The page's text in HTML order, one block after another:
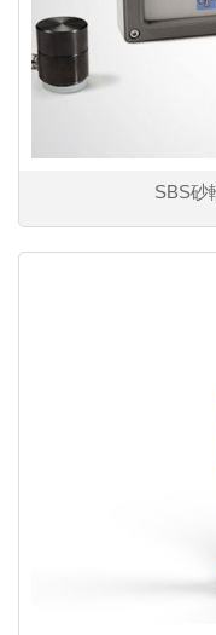
SBS砂